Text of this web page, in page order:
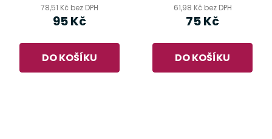
78,51 Kč bez DPH
95 Kč
DO KOŠÍKU
61,98 Kč bez DPH
75 Kč
DO KOŠÍKU